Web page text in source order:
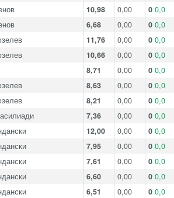
10,98 0,00 0 0,0
6,68 0,00 0 0,0
11,76 0,00 0 0,0
10,66 0,00 0 0,0
8,71 0,00 0 0,0
8,63 0,00 0 0,0
8,21 0,00 0 0,0
7,36 0,00 0 0,0
12,00 0,00 0 0,0
7,95 0,00 0 0,0
7,61 0,00 0 0,0
6,60 0,00 0 0,0
6,51 0,00 0 0,0